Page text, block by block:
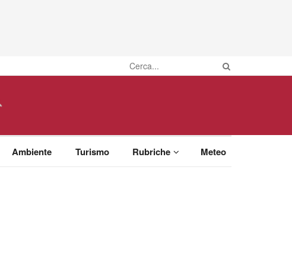
Ambiente Turismo Rubriche Meteo